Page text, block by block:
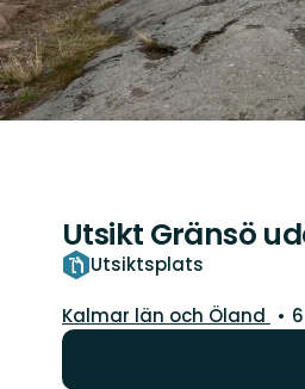
Utsikt Gränsö
Utsiktsplats
Län:
Kalmar län och Öland